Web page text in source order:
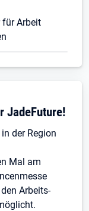
für Arbeit
JadeFuture!
der Region
Mal am
Arbeits-